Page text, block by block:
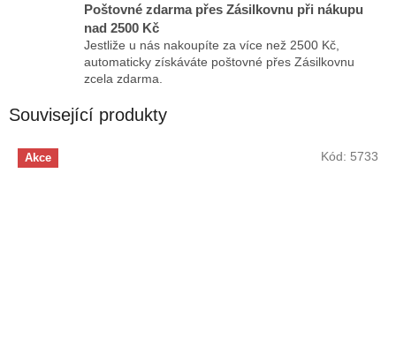
Poštovné zdarma přes Zásilkovnu při nákupu
nad 2500 Kč
Jestliže u nás nakoupíte za více než 2500 Kč,
automaticky získáváte poštovné přes Zásilkovnu
zcela zdarma.
Související produkty
Akce Kód: 5733